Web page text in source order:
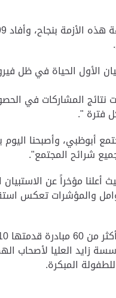
الأول الحياة في ظل
نتائج المشاركات في
فترة ".
أبوظبي، وأصبحنا
شرائح المجتمع".
مؤخراً عن الاستبيان
والمؤشرات تعكس
زايد العليا لأصحاب
المبكرة.